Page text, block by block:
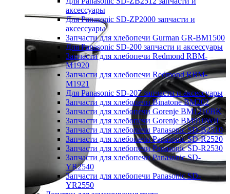
аксессуары
Для Panasonic SD-ZP2000 запчасти и
аксессуары
Запчасти для хлебопечи Gurman GR-BM1500
Для Panasonic SD-200 запчасти и аксессуары
Запчасти для хлебопечи Redmond RBM-
M1920
Запчасти для хлебопечи Redmond RBM-
M1921
Для Panasonic SD-207 запчасти и аксессуары
Запчасти для хлебопечи Binatone BM202
Запчасти для хлебопечи Gorenje BM1210BK
Запчасти для хлебопечи Gorenje BM910WII
Запчасти для хлебопечи Panasonic SD-B2510
Запчасти для хлебопечи Panasonic SD-R2520
Запчасти для хлебопечи Panasonic SD-R2530
Запчасти для хлебопечи Panasonic SD-
YR2540
Запчасти для хлебопечи Panasonic SD-
YR2550